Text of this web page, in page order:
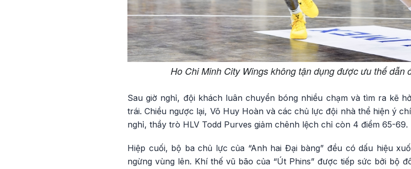
Ho Chi Minh City Wings không tận dụng được ưu thế dẫn
Sau giờ nghỉ, đội khách luân chuyển bóng nhiều chạm và tìm ra kẽ
trái. Chiều ngược lại, Võ Huy Hoàn và các chủ lực đội nhà thể hiện ý
nghỉ, thầy trò HLV Todd Purves giảm chênh lệch chỉ còn 4 điểm 65-69.
Hiệp cuối, bộ ba chủ lực của “Anh hai Đại bàng” đều có dấu hiệu
ngừng vùng lên. Khí thế vũ bão của “Út Phins” được tiếp sức bởi bộ